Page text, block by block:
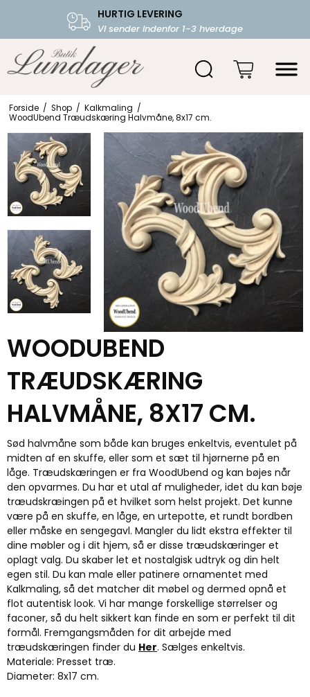
HURTIG LEVERING
Vi sender indenfor 1-3 hverdage
FRI FRAGT OVER 599.-
Starter fra 39,-
Forside / Shop / Kalkmaling /
WoodUbend Træudskæring Halvmåne, 8x17 cm.
WOODUBEND
TRÆUDSKÆRING
HALVMÅNE, 8X17 CM.
Sød halvmåne som både kan bruges enkeltvis, eventulet på
midten af en skuffe, eller som et sæt til hjørnerne på en
låge. Træudskæringen er fra WoodUbend og kan bøjes når
den opvarmes. Du har et utal af muligheder, idet du kan bøje
træudskræingen på et hvilket som helst projekt. Det kunne
være på en skuffe, en låge, en urtepotte, et rundt bordben
eller måske en sengegavl. Mangler du lidt ekstra effekter til
dine møbler og i dit hjem, så er disse træudskæringer et
oplagt valg. Du skaber let et nostalgisk udtryk og din helt
egen stil. Du kan male eller patinere ornamentet med
Kalkmaling, så det matcher dit møbel og dermed opnå et
flot autentisk look. Vi har mange forskellige størrelser og
faconer, så du helt sikkert kan finde en som er perfekt til dit
formål. Fremgangsmåden for dit arbejde med
træudskæringen finder du Her. Sælges enkeltvis.
Materiale: Presset træ.
Diameter: 8x17 cm.